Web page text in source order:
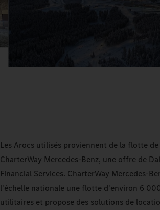
Les Arocs utilisés proviennent de la flotte
CharterWay Mercedes‑Benz, une offre de
Financial Services. CharterWay
l'échelle nationale une flotte d'environ 6
utilitaires et propose des solutions de